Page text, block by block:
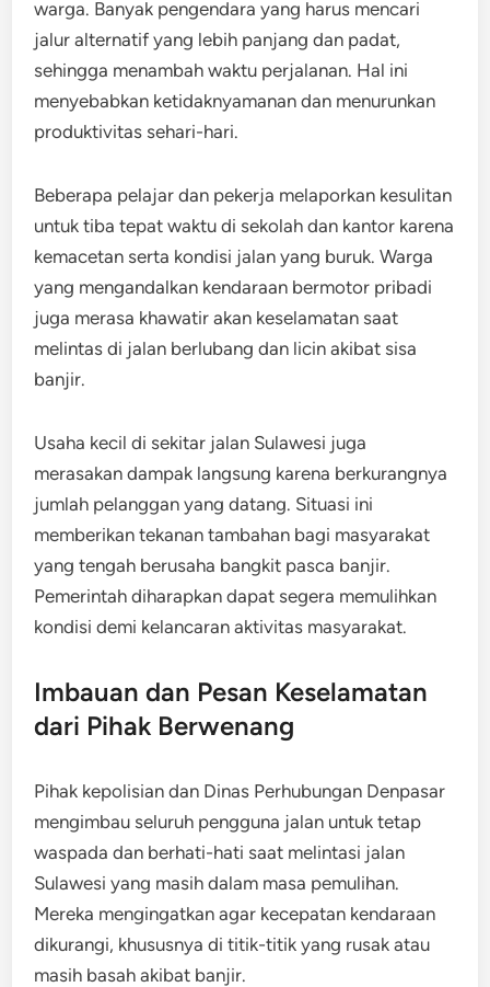
warga. Banyak pengendara yang harus mencari
jalur alternatif yang lebih panjang dan padat,
sehingga menambah waktu perjalanan. Hal ini
menyebabkan ketidaknyamanan dan menurunkan
produktivitas sehari-hari.
Beberapa pelajar dan pekerja melaporkan kesulitan
untuk tiba tepat waktu di sekolah dan kantor karena
kemacetan serta kondisi jalan yang buruk. Warga
yang mengandalkan kendaraan bermotor pribadi
juga merasa khawatir akan keselamatan saat
melintas di jalan berlubang dan licin akibat sisa
banjir.
Usaha kecil di sekitar jalan Sulawesi juga
merasakan dampak langsung karena berkurangnya
jumlah pelanggan yang datang. Situasi ini
memberikan tekanan tambahan bagi masyarakat
yang tengah berusaha bangkit pasca banjir.
Pemerintah diharapkan dapat segera memulihkan
kondisi demi kelancaran aktivitas masyarakat.
Imbauan dan Pesan Keselamatan
dari Pihak Berwenang
Pihak kepolisian dan Dinas Perhubungan Denpasar
mengimbau seluruh pengguna jalan untuk tetap
waspada dan berhati-hati saat melintasi jalan
Sulawesi yang masih dalam masa pemulihan.
Mereka mengingatkan agar kecepatan kendaraan
dikurangi, khususnya di titik-titik yang rusak atau
masih basah akibat banjir.